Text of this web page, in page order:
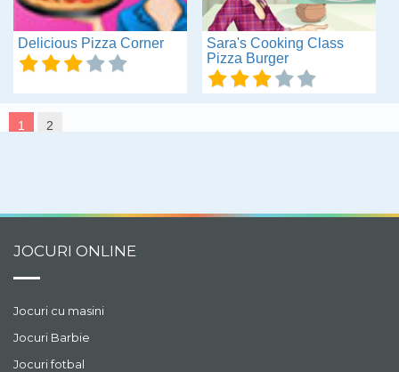
Delicious Pizza Corner
Sara's Cooking Class
Pizza Burger
1 2
JOCURI ONLINE
Jocuri cu masini
Jocuri Barbie
Jocuri fotbal